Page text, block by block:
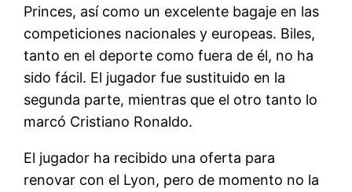
Princes, así como un excelente bagaje en las
competiciones nacionales y europeas. Biles,
tanto en el deporte como fuera de él, no ha
sido fácil. El jugador fue sustituido en la
segunda parte, mientras que el otro tanto lo
marcó Cristiano Ronaldo.
El jugador ha recibido una oferta para
renovar con el Lyon, pero de momento no la